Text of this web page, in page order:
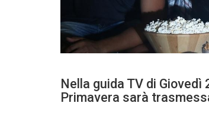
Nella guida TV di
Primavera sarà